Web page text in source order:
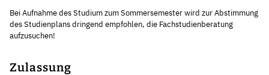
Bei Aufnahme des Studium zum Sommersemester wird zur Abstimmung
des Studienplans dringend empfohlen, die Fachstudienberatung
aufzusuchen!
Zulassung